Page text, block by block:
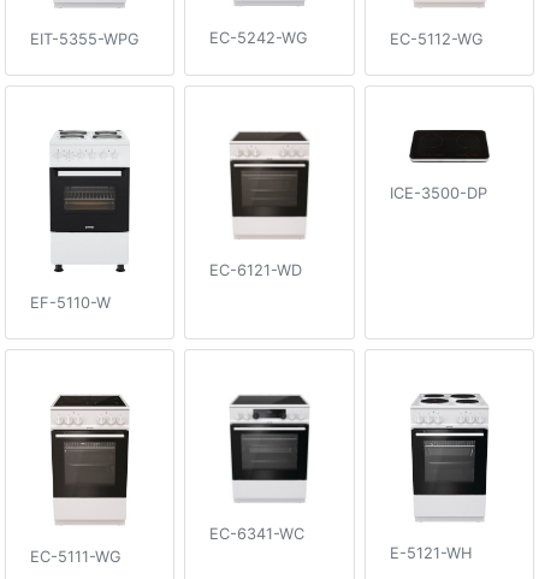
EIT-5355-WPG EC-5242-WG EC-5112-WG
EF-5110-W
EC-6121-WD
ICE-3500-DP
EC-5111-WG
EC-6341-WC
E-5121-WH